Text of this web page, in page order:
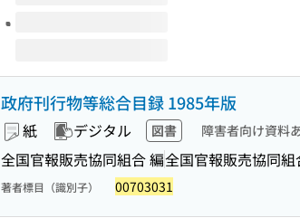
政府刊行物等総合目録 1985年版
紙 デジタル 図書 障害者向け資料
全国官報販売協同組合 編全国官報販売協同組
著者標目（識別子） 00703031